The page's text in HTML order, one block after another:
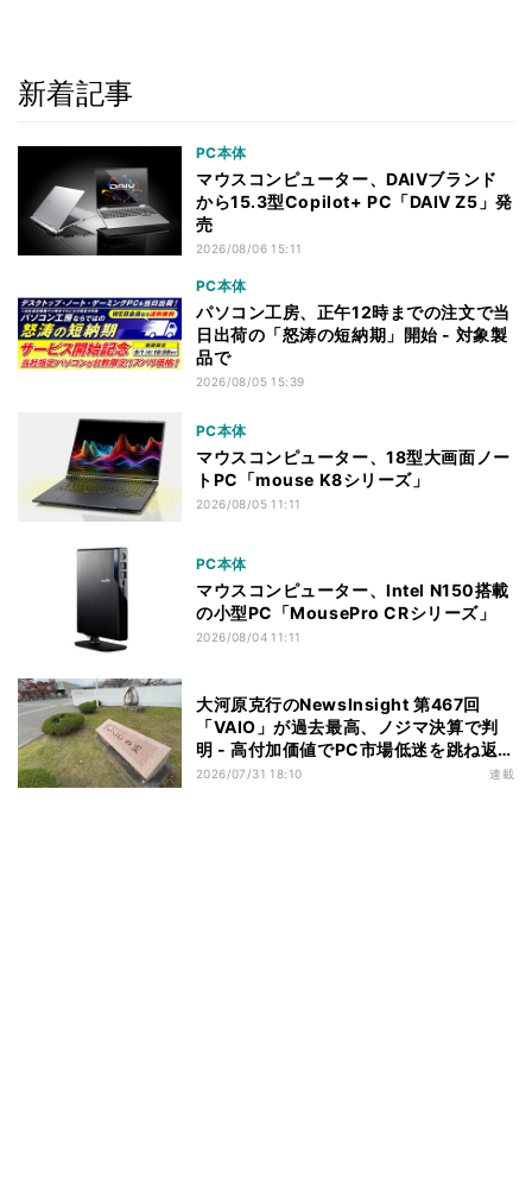
新着記事
PC本体
マウスコンピューター、DAIVブランド
から15.3型Copilot+ PC「DAIV Z5」発
売
2026/08/06 15:11
PC本体
パソコン工房、正午12時までの注文で当
日出荷の「怒涛の短納期」開始 - 対象製
品で
2026/08/05 15:39
PC本体
マウスコンピューター、18型大画面ノー
トPC「mouse K8シリーズ」
2026/08/05 11:11
PC本体
マウスコンピューター、Intel N150搭載
の小型PC「MousePro CRシリーズ」
2026/08/04 11:11
大河原克行のNewsInsight 第467回
「VAIO」が過去最高、ノジマ決算で判
明 - 高付加価値でPC市場低迷を跳ね返
す
2026/07/31 18:10 連載